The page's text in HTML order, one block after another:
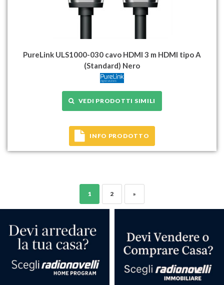
PureLink ULS1000-030 cavo HDMI 3 m HDMI tipo A
(Standard) Nero
VEDI PRODOTTI SIMILI
INFO PRODOTTO
1 2 »